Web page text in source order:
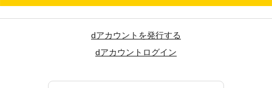
dアカウントを発行する
dアカウントログイン